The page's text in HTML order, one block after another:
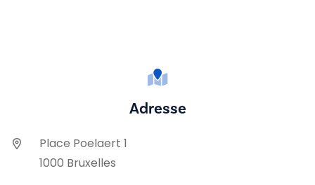
Adresse
Place Poelaert 1
1000 Bruxelles